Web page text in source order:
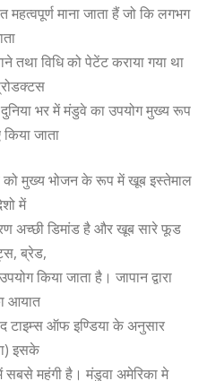
माना जाता हैं जो कि लगभग
तथा विधि को पेटेंट कराया गया था
भर में मंडुवे का उपयोग मुख्य रूप
जाता
को मुख्य भोजन के रूप में खूब इस्तेमाल
में
अच्छी डिमांड है और खूब सारे फूड
ब्रेड,
किया जाता है। जापान द्वारा
आयात
टाइम्स ऑफ इण्डिया के अनुसार
इसके
महंगी है। मंडुवा अमेरिका मे